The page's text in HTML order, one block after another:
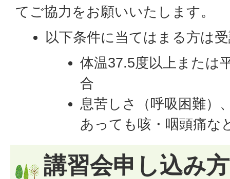
てご協力をお願いいたします。
以下条件に当てはまる方は
体温37.5度以上または
合
息苦しさ（呼吸困難）
あっても咳・咽頭痛な
講習会申し込み